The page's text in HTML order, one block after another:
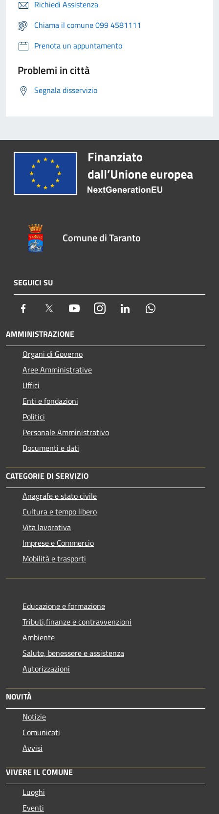
Richiedi Assistenza
Chiama il comune 099 4581111
Prenota un appuntamento
Problemi in città
Segnala disservizio
Comune di Taranto
SEGUICI SU
Facebook Twitter YoutubeInstagram LinkedIn
AMMINISTRAZIONE
Organi di Governo
Aree Amministrative
Uffici
Enti e fondazioni
Politici
Personale Amministrativo
Documenti e dati
CATEGORIE DI SERVIZIO
Anagrafe e stato civile
Cultura e tempo libero
Vita lavorativa
Imprese e Commercio
Mobilità e trasporti
Educazione e formazione
Tributi,finanze e contravvenzioni
Ambiente
Salute, benessere e assistenza
Autorizzazioni
NOVITÀ
Notizie
Comunicati
Avvisi
VIVERE IL COMUNE
Luoghi
Eventi